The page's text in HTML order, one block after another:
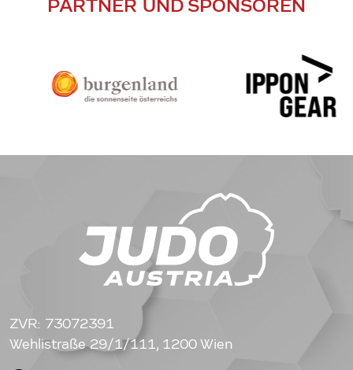
PARTNER UND SPONSOREN
ZVR: 73072391
Wehlistraße 29/1/111, 1200 Wien